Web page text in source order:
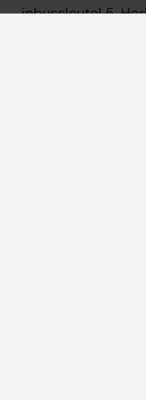
inbussleutel 5.